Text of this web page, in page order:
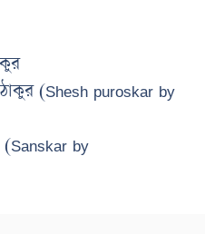
ঠাকুর (Shesh puroskar by
(Sanskar by